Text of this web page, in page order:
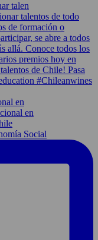
talen
en
Social